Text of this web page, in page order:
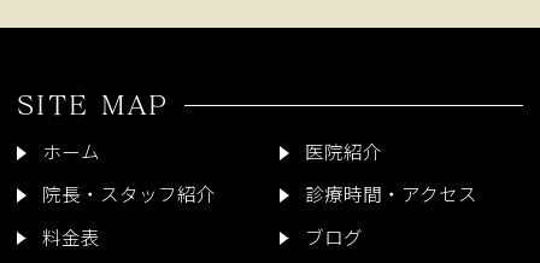
SITE MAP
ホーム
医院紹介
院長・スタッフ紹介
診療時間・アクセス
料金表
ブログ